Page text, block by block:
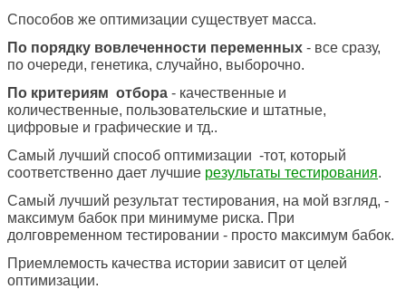
Способов же оптимизации существует масса.
По порядку вовлеченности переменных - все сразу,
по очереди, генетика, случайно, выборочно.
По критериям отбора - качественные и
количественные, пользовательские и штатные,
цифровые и графические и тд..
Самый лучший способ оптимизации -тот, который
соответственно дает лучшие результаты тестирования.
Самый лучший результат тестирования, на мой взгляд, -
максимум бабок при минимуме риска. При
долговременном тестировании - просто максимум бабок.
Приемлемость качества истории зависит от целей
оптимизации.